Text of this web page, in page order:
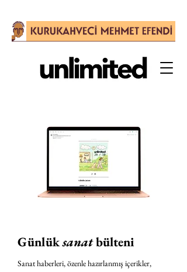
Günlüksanatbülteni
Sanat haberleri, özenle hazırlanmış içerikler,